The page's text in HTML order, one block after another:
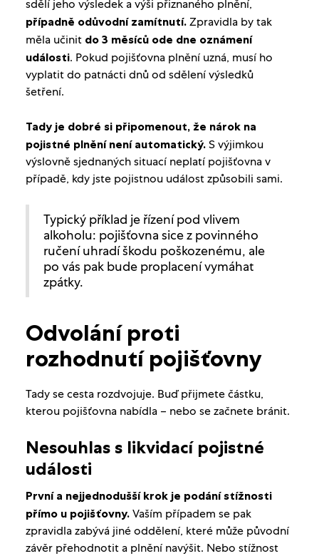
sdělí jeho výsledek a výši přiznaného plnění,
případně odůvodní zamítnutí.Zpravidla by tak
měla učinitdo 3 měsíců ode dne oznámení
události. Pokud pojišťovna plnění uzná, musí ho
vyplatit do patnácti dnů od sdělení výsledků
šetření.
Tady je dobré si připomenout, že nárok na
pojistné plnění není automatický.S výjimkou
výslovně sjednaných situací neplatí pojišťovna v
případě, kdy jste pojistnou událost způsobili sami.
Typický příklad je řízení pod vlivem
alkoholu: pojišťovna sice z povinného
ručení uhradí škodu poškozenému, ale
po vás pak bude proplacení vymáhat
zpátky.
Odvolání proti
rozhodnutí pojišťovny
Tady se cesta rozdvojuje. Buď přijmete částku,
kterou pojišťovna nabídla – nebo se začnete bránit.
Nesouhlas s likvidací pojistné
události
První a nejjednodušší krok je podání stížnosti
přímo u pojišťovny. Vaším případem se pak
zpravidla zabývá jiné oddělení, které může původní
závěr přehodnotit a plnění navýšit. Nebo stížnost